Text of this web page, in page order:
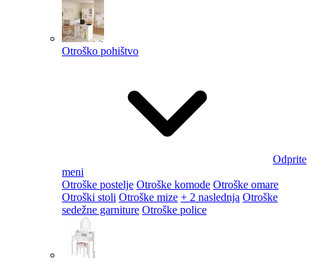
Otroško pohištvo
Odprite
meni
Otroške postelje Otroške komode Otroške omare
Otroški stoli Otroške mize + 2 naslednja Otroške
sedežne garniture Otroške police